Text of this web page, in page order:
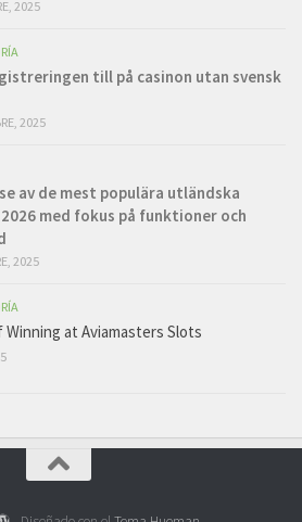
2025
till på casinon utan svensk
2025
av de mest populära utländska
med fokus på funktioner och
2025
Winning at Aviamasters Slots